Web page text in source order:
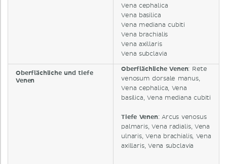
Vena cephalica
Vena basilica
Vena mediana cubiti
Vena brachialis
Vena axillaris
Vena subclavia
Oberflächliche und tiefe
Venen
Oberflächliche Venen: Rete
venosum dorsale manus,
Vena cephalica, Vena
basilica, Vena mediana cubiti
Tiefe Venen: Arcus venosus
palmaris, Vena radialis, Vena
ulnaris, Vena brachialis, Vena
axillaris, Vena subclavia